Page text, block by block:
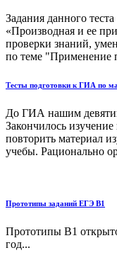
Задания данного
«Производная и ее
проверки знаний,
по теме "Применение
Тесты подготовки к ГИА по
До ГИА нашим
Закончилось
повторить материал
учебы. Рационально
Прототипы заданий ЕГЭ В1
Прототипы В1
год...